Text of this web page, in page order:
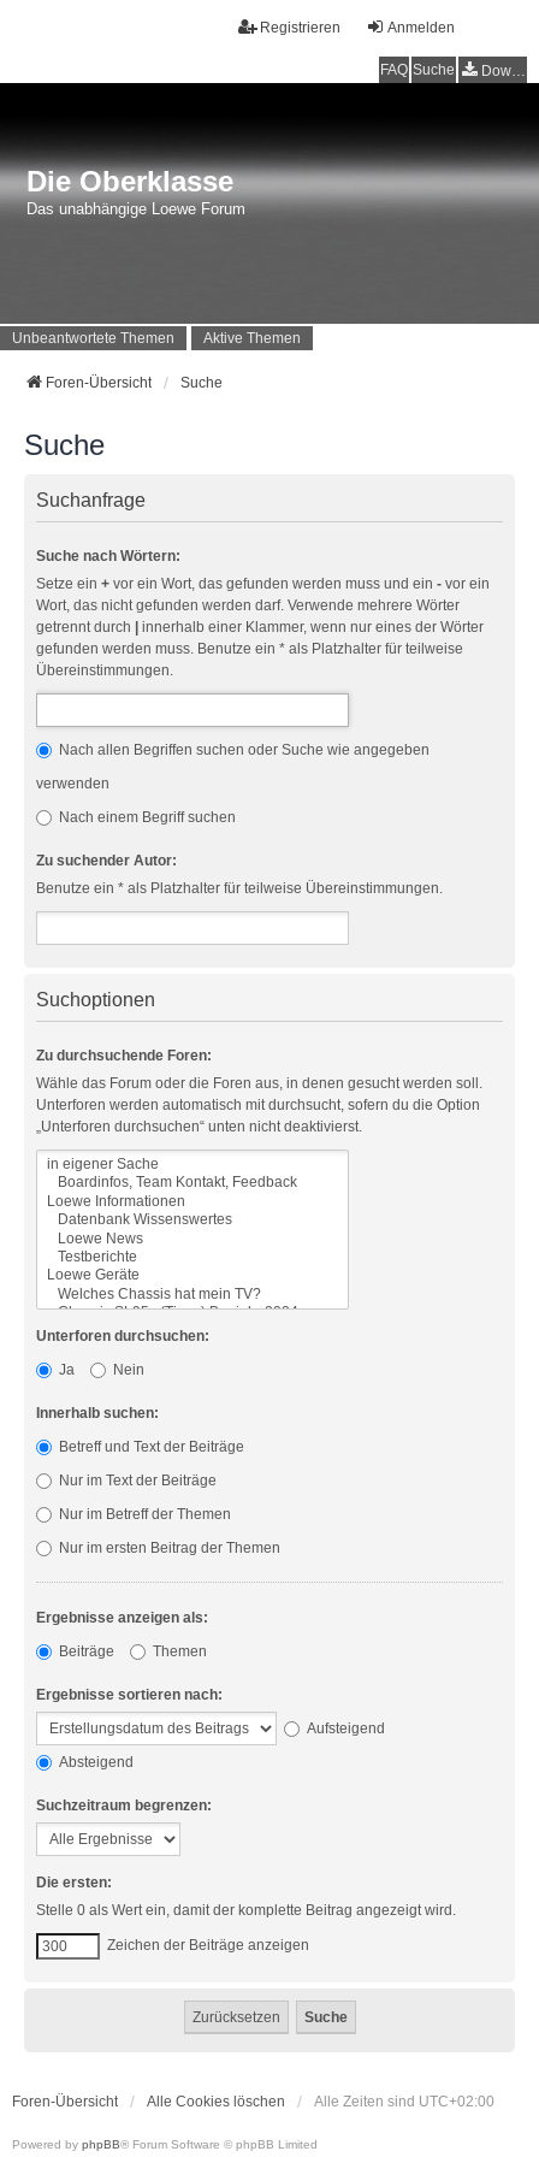
Anmelden
Registrieren
FAQ Suche Downloads
Die Oberklasse
Das unabhängige Loewe Forum
Unbeantwortete Themen Aktive Themen
Foren-Übersicht Suche
Suche
Suchanfrage
Suche nach Wörtern:
Setze ein + vor ein Wort, das gefunden werden muss und ein - vor ein
Wort, das nicht gefunden werden darf. Verwende mehrere Wörter
getrennt durch
innerhalb einer Klammer, wenn nur eines der Wörter
gefunden werden muss. Benutze ein * als Platzhalter für teilweise
Übereinstimmungen.
Nach allen Begriffen suchen oder Suche wie angegeben
verwenden
Nach einem Begriff suchen
Zu suchender Autor:
Benutze ein * als Platzhalter für teilweise Übereinstimmungen.
Suchoptionen
Zu durchsuchende Foren:
Wähle das Forum oder die Foren aus, in denen gesucht werden soll.
Unterforen werden automatisch mit durchsucht, sofern du die Option
„Unterforen durchsuchen“ unten nicht deaktivierst.
Unterforen durchsuchen:
Ja
Nein
Innerhalb suchen:
Betreff und Text der Beiträge
Nur im Text der Beiträge
Nur im Betreff der Themen
Nur im ersten Beitrag der Themen
Ergebnisse anzeigen als:
Beiträge
Themen
Ergebnisse sortieren nach:
Aufsteigend
Absteigend
Suchzeitraum begrenzen:
Die ersten:
Stelle 0 als Wert ein, damit der komplette Beitrag angezeigt wird.
Zeichen der Beiträge anzeigen
Foren-Übersicht Alle Cookies löschen Alle Zeiten sind UTC+02:00
Powered by phpBB® Forum Software © phpBB Limited